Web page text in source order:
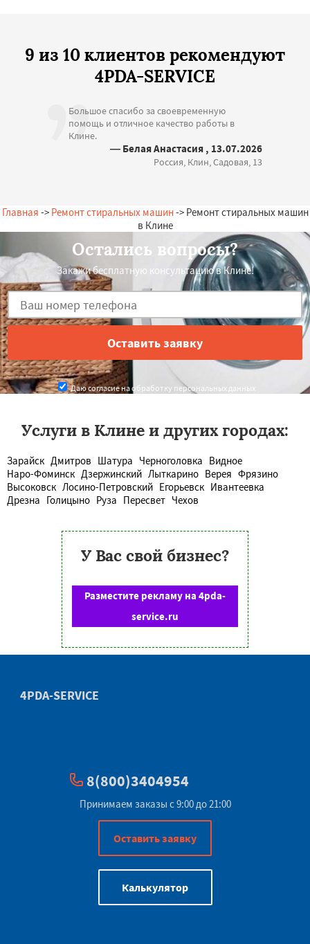
9 из 10 клиентов рекомендуют
4PDA-SERVICE
Большое спасибо за своевременную
помощь и отличное качество работы в
Клине.
— Белая Анастасия , 13.07.2026
Россия, Клин, Садовая, 13
Главная -> Ремонт стиральных машин-> Ремонт стиральных машин
в Клине
Остались вопросы?
Закажи бесплатную консультацию в Клине!
Даю согласие на обработку персональных данных
Услуги в Клине и других городах:
Зарайск Дмитров Шатура Черноголовка Видное
Наро-Фоминск Дзержинский Лыткарино Верея Фрязино
Высоковск Лосино-Петровский Егорьевск Ивантеевка
Дрезна Голицыно Руза Пересвет Чехов
У Вас свой бизнес?
Разместите рекламу на 4pda-
service.ru
4PDA-SERVICE
8(800)3404954
Принимаем заказы с 9:00 до 21:00
Оставить заявку
Калькулятор